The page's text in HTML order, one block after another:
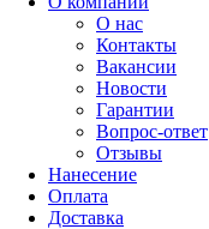
О нас
Контакты
Вакансии
Новости
Гарантии
Вопрос-ответ
Отзывы
Нанесение
Оплата
Доставка